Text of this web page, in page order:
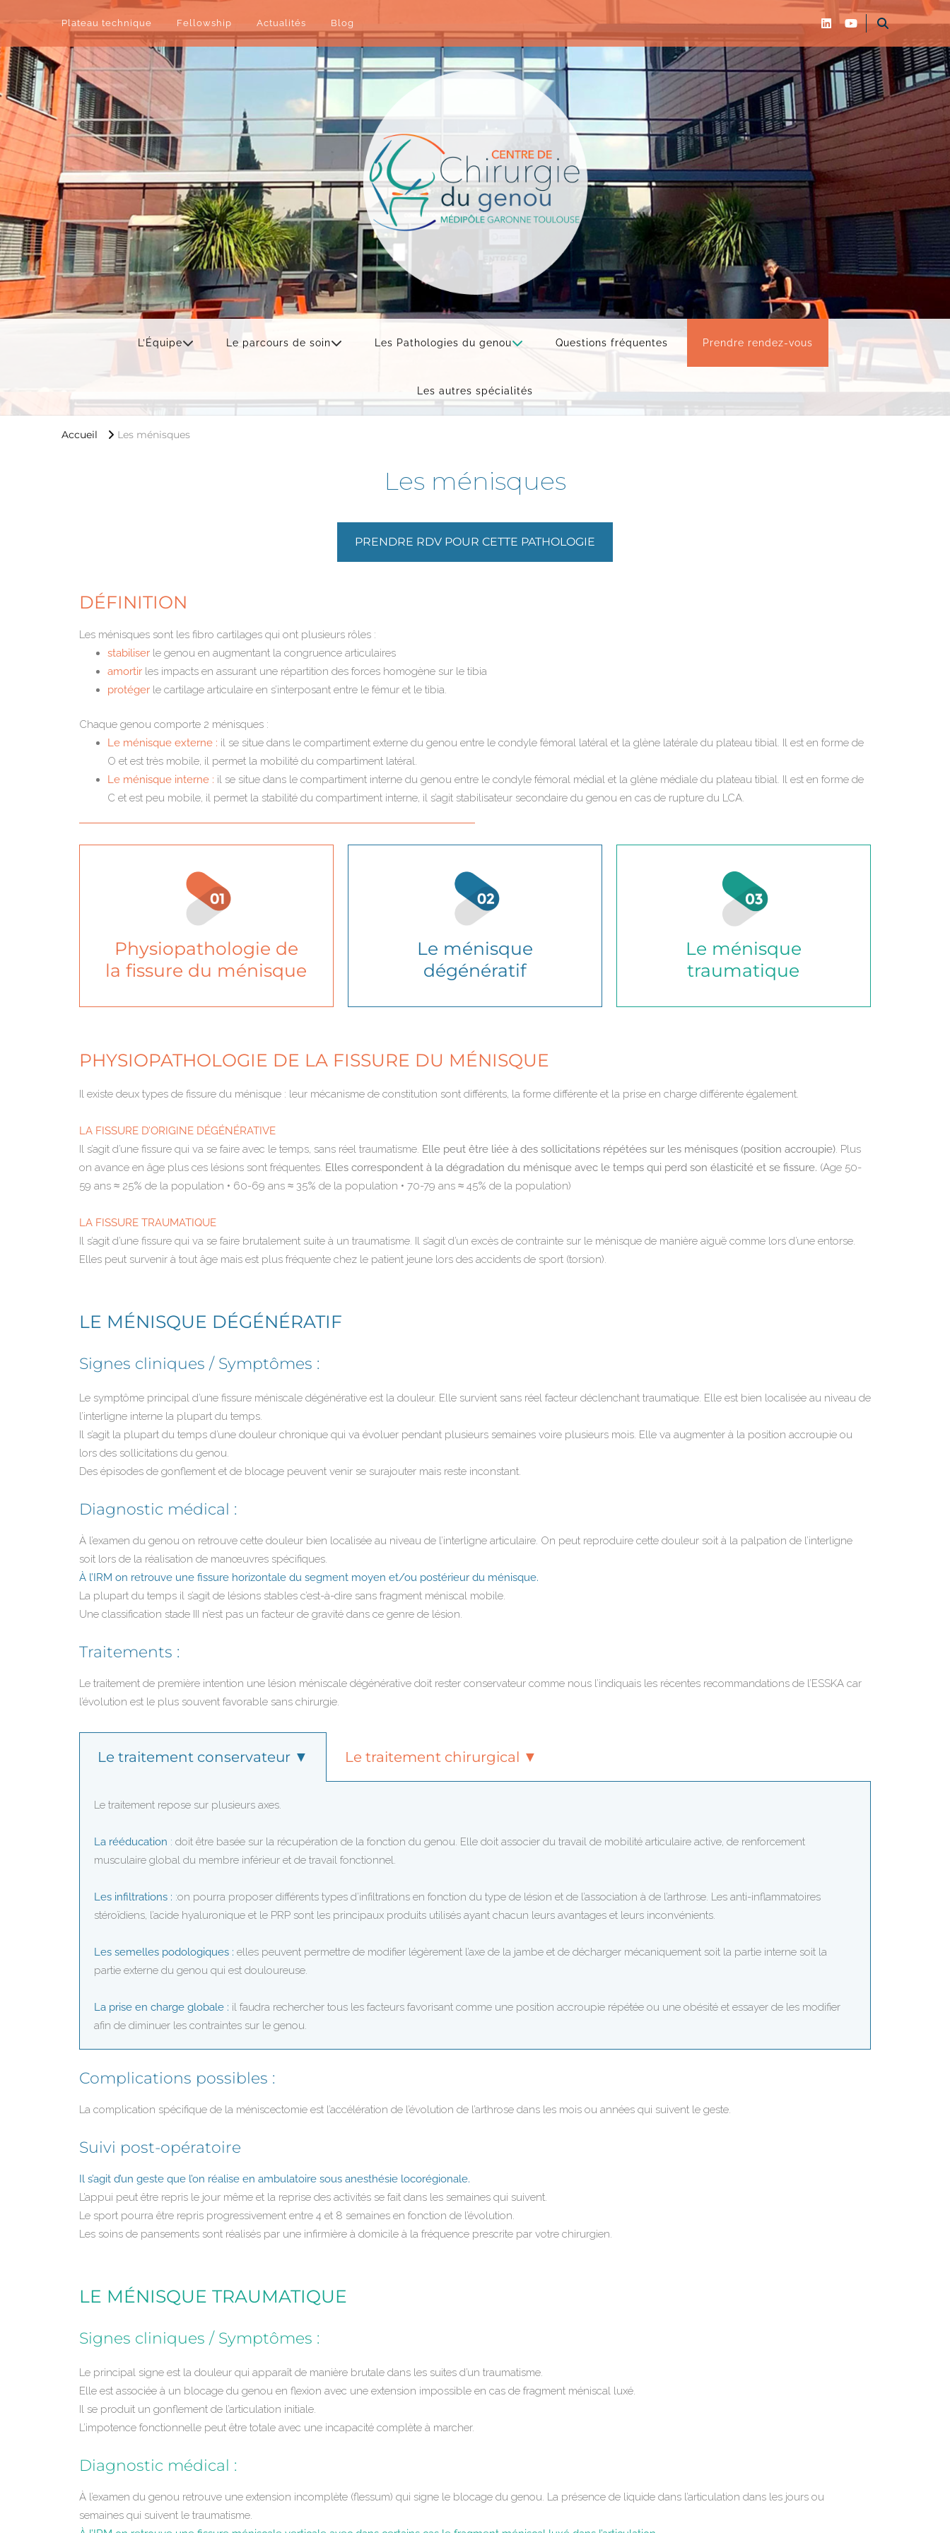
Plateau technique Fellowship Actualités Blog
Centre de chirurgie du genou de Medipole Garonne Toulouse
L’Équipe Le parcours de soin Les Pathologies du genou Questions fréquentes Prendre rendez-vous
Les autres spécialités
Accueil Les ménisques
Les ménisques
PRENDRE RDV POUR CETTE PATHOLOGIE
DÉFINITION
Les ménisques sont les fibro cartilages qui ont plusieurs rôles :
stabiliser le genou en augmentant la congruence articulaires
amortir les impacts en assurant une répartition des forces homogène sur le tibia
protéger le cartilage articulaire en s’interposant entre le fémur et le tibia.
Chaque genou comporte 2 ménisques :
Le ménisque externe : il se situe dans le compartiment externe du genou entre le condyle fémoral latéral et la glène latérale du plateau tibial. Il est en forme de
O et est très mobile, il permet la mobilité du compartiment latéral.
Le ménisque interne : il se situe dans le compartiment interne du genou entre le condyle fémoral médial et la glène médiale du plateau tibial. Il est en forme de
C et est peu mobile, il permet la stabilité du compartiment interne, il s’agit stabilisateur secondaire du genou en cas de rupture du LCA.
Physiopathologie de
la fissure du ménisque
Le ménisque
dégénératif
Le ménisque
traumatique
PHYSIOPATHOLOGIE DE LA FISSURE DU MÉNISQUE
Il existe deux types de fissure du ménisque : leur mécanisme de constitution sont différents, la forme différente et la prise en charge différente également.
LA FISSURE D’ORIGINE DÉGÉNÉRATIVE
Il s’agit d’une fissure qui va se faire avec le temps, sans réel traumatisme. Elle peut être liée à des sollicitations répétées sur les ménisques (position accroupie). Plus
on avance en âge plus ces lésions sont fréquentes. Elles correspondent à la dégradation du ménisque avec le temps qui perd son élasticité et se fissure. (Age 50-
59 ans ≈ 25% de la population • 60-69 ans ≈ 35% de la population • 70-79 ans ≈ 45% de la population)
LA FISSURE TRAUMATIQUE
Il s’agit d’une fissure qui va se faire brutalement suite à un traumatisme. Il s’agit d’un excès de contrainte sur le ménisque de manière aiguë comme lors d’une entorse.
Elles peut survenir à tout âge mais est plus fréquente chez le patient jeune lors des accidents de sport (torsion).
LE MÉNISQUE DÉGÉNÉRATIF
Signes cliniques / Symptômes :
Le symptôme principal d’une fissure méniscale dégénérative est la douleur. Elle survient sans réel facteur déclenchant traumatique. Elle est bien localisée au niveau de
l’interligne interne la plupart du temps.
Il s’agit la plupart du temps d’une douleur chronique qui va évoluer pendant plusieurs semaines voire plusieurs mois. Elle va augmenter à la position accroupie ou
lors des sollicitations du genou.
Des épisodes de gonflement et de blocage peuvent venir se surajouter mais reste inconstant.
Diagnostic médical :
À l’examen du genou on retrouve cette douleur bien localisée au niveau de l’interligne articulaire. On peut reproduire cette douleur soit à la palpation de l’interligne
soit lors de la réalisation de manœuvres spécifiques.
À l’IRM on retrouve une fissure horizontale du segment moyen et/ou postérieur du ménisque.
La plupart du temps il s’agit de lésions stables c’est-à-dire sans fragment méniscal mobile.
Une classification stade III n’est pas un facteur de gravité dans ce genre de lésion.
Traitements :
Le traitement de première intention une lésion méniscale dégénérative doit rester conservateur comme nous l’indiquais les récentes recommandations de l’ESSKA car
l’évolution est le plus souvent favorable sans chirurgie.
Le traitement conservateur ▼ Le traitement chirurgical ▼
Le traitement repose sur plusieurs axes.
La rééducation : doit être basée sur la récupération de la fonction du genou. Elle doit associer du travail de mobilité articulaire active, de renforcement
musculaire global du membre inférieur et de travail fonctionnel.
Les infiltrations : :on pourra proposer différents types d’infiltrations en fonction du type de lésion et de l’association à de l’arthrose. Les anti-inflammatoires
stéroïdiens, l’acide hyaluronique et le PRP sont les principaux produits utilisés ayant chacun leurs avantages et leurs inconvénients.
Les semelles podologiques : elles peuvent permettre de modifier légèrement l’axe de la jambe et de décharger mécaniquement soit la partie interne soit la
partie externe du genou qui est douloureuse.
La prise en charge globale : il faudra rechercher tous les facteurs favorisant comme une position accroupie répétée ou une obésité et essayer de les modifier
afin de diminuer les contraintes sur le genou.
Complications possibles :
La complication spécifique de la méniscectomie est l’accélération de l’évolution de l’arthrose dans les mois ou années qui suivent le geste.
Suivi post-opératoire
Il s’agit d’un geste que l’on réalise en ambulatoire sous anesthésie locorégionale.
L’appui peut être repris le jour même et la reprise des activités se fait dans les semaines qui suivent.
Le sport pourra être repris progressivement entre 4 et 8 semaines en fonction de l’évolution.
Les soins de pansements sont réalisés par une infirmière à domicile à la fréquence prescrite par votre chirurgien.
LE MÉNISQUE TRAUMATIQUE
Signes cliniques / Symptômes :
Le principal signe est la douleur qui apparaît de manière brutale dans les suites d’un traumatisme.
Elle est associée à un blocage du genou en flexion avec une extension impossible en cas de fragment méniscal luxé.
Il se produit un gonflement de l’articulation initiale.
L’impotence fonctionnelle peut être totale avec une incapacité complète à marcher.
Diagnostic médical :
À l’examen du genou retrouve une extension incomplète (flessum) qui signe le blocage du genou. La présence de liquide dans l’articulation dans les jours ou
semaines qui suivent le traumatisme.